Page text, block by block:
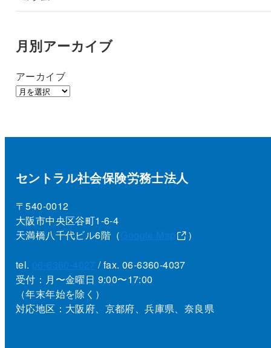
月別アーカイブ
アーカイブ
セントラル社会保険労務士法人
〒540-0012
大阪市中央区谷町1-6-4
天満橋八千代ビル6階（Google Map ）
tel. 06-6360-4027 / fax. 06-6360-4037
受付：月〜金曜日 9:00〜17:00
（年末年始を除く）
対応地区：大阪府、京都府、兵庫県、奈良県